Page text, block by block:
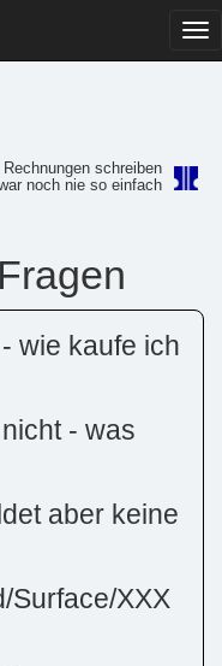
Rechnungen schreiben
noch nie so einfach
wie kaufe ich
- was
aber keine
Surface/XXX